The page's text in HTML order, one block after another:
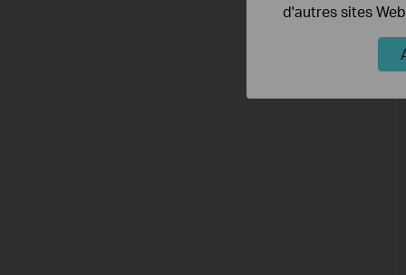
d'autres sites